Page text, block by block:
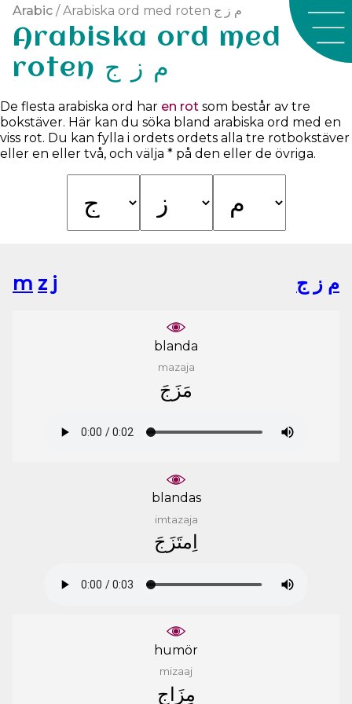
Arabic / Arabiska ord med roten م ز ج
Arabiska ord med
roten م ز ج
De flesta arabiska ord har en rot som består av tre
bokstäver. Här kan du söka bland arabiska ord med en
viss rot. Du kan fylla i ordets ordets alla tre rotbokstäver
eller en eller två, och välja * på den eller de övriga.
m z j ﻡ ﺯ ﺝ
blanda
mazaja
ﻣَﺰَﺝَ
blandas
imtazaja
ﺍِﻣﺘَﺰَﺝَ
humör
mizaaj
ﻣِﺰَﺍﺝ